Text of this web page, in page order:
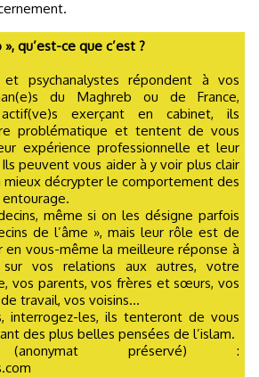
», qu’est-ce que c’est ?
et psychanalystes répondent à vos
du Maghreb ou de France,
actif(ve)s exerçant en cabinet, ils
problématique et tentent de vous
expérience professionnelle et leur
peuvent vous aider à y voir plus clair
mieux décrypter le comportement des
même si on les désigne parfois
de l’âme », mais leur rôle est de
en vous-même la meilleure réponse à
sur vos relations aux autres, votre
vos parents, vos frères et sœurs, vos
travail, vos voisins...
interrogez-les, ils tenteront de vous
des plus belles pensées de l’islam.
(anonymat préservé) :